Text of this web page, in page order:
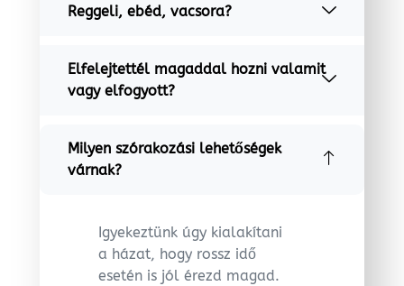
Reggeli, ebéd, vacsora?
Elfelejtettél magaddal hozni valamit
vagy elfogyott?
Milyen szórakozási lehetőségek
várnak?
Igyekeztünk úgy kialakítani
a házat, hogy rossz idő
esetén is jól érezd magad.